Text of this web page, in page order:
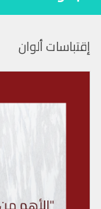
إقتباسات ألوان